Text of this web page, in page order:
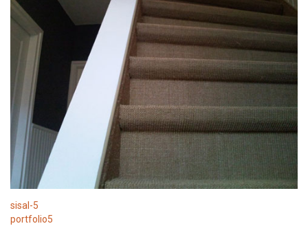
sisal-5
portfolio5